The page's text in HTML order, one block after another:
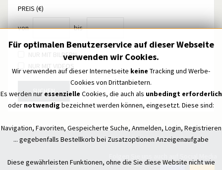
PREIS (€)
von bis
NUR MIT BILDERN
NUR MIT VIDEOS
SUCHEN
Für optimalen Benutzerservice auf dieser Webseite
verwenden wir Cookies.
Wir verwenden auf dieser Internetseite keine Tracking und Werbe-
Cookies von Drittanbietern.
Es werden nur essenzielle Cookies, die auch als unbedingt erforderlich
oder notwendig bezeichnet werden können, eingesetzt. Diese sind:
Navigation, Favoriten, Gespeicherte Suche, Anmelden, Login, Registrieren
... gegebenfalls Bestellkorb bei Zusatzoptionen Anzeigenaufgabe
Diese gewährleisten Funktionen, ohne die Sie diese Website nicht wie